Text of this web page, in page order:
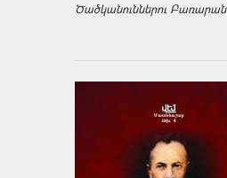
Ծածկանուններու Բառարան